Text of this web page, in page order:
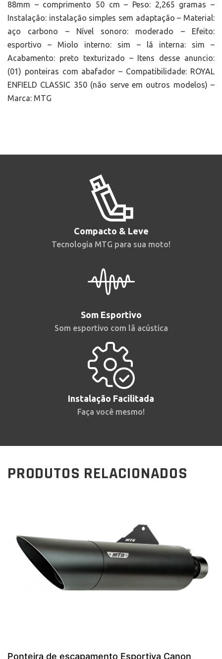
88mm – comprimento 50 cm – Peso: 2,265 gramas –
Instalação: instalação simples sem adaptação – Material:
aço carbono – Nível sonoro: moderado – Efeito:
esportivo – Miolo interno: sim – lã interna: sim –
Acabamento: preto texturizado – Itens desse anuncio:
(01) ponteiras com abafador – Compatibilidade: ROYAL
ENFIELD CLASSIC 350 (não serve em outros modelos) –
Marca: MTG
Compacto & Leve
Tecnologia MTG para sua moto!
Som Esportivo
Som esportivo com lã acústica
Instalação Facilitada
Faça você mesmo!
PRODUTOS RELACIONADOS
Ponteira de escapamento Esportiva Canon